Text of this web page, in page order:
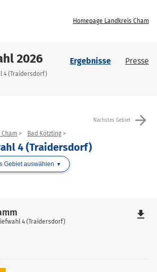
Homepage Landkreis Cham
2026
4 (Traidersdorf)
Ergebnisse Presse
Nächstes Gebiet arrow_forward
Bad Kötzting
4 (Traidersdorf)
Gebiet auswählen
4 (Traidersdorf)
file_download